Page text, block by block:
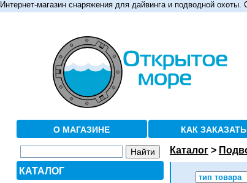
Интернет-магазин снаряжения для дайвинга и подводной охоты.
О МАГАЗИНЕ КАК ЗАКАЗАТЬ
КАТАЛОГ
Каталог>